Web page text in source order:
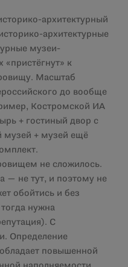
архитектурный
архитектурные
музеи-
к
Масштаб
до вообще
Костромской ИА
+ гостиный двор с
музей + музей ещё
не сложилось.
— не тут, и поэтому не
обойтись и без
нужна
С
Определение
повышенной